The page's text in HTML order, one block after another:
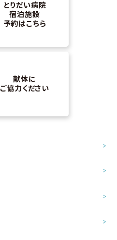
とりだい病院
宿泊施設
予約はこちら
献体に
ご協力ください